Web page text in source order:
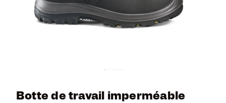
Botte de travail imperméable